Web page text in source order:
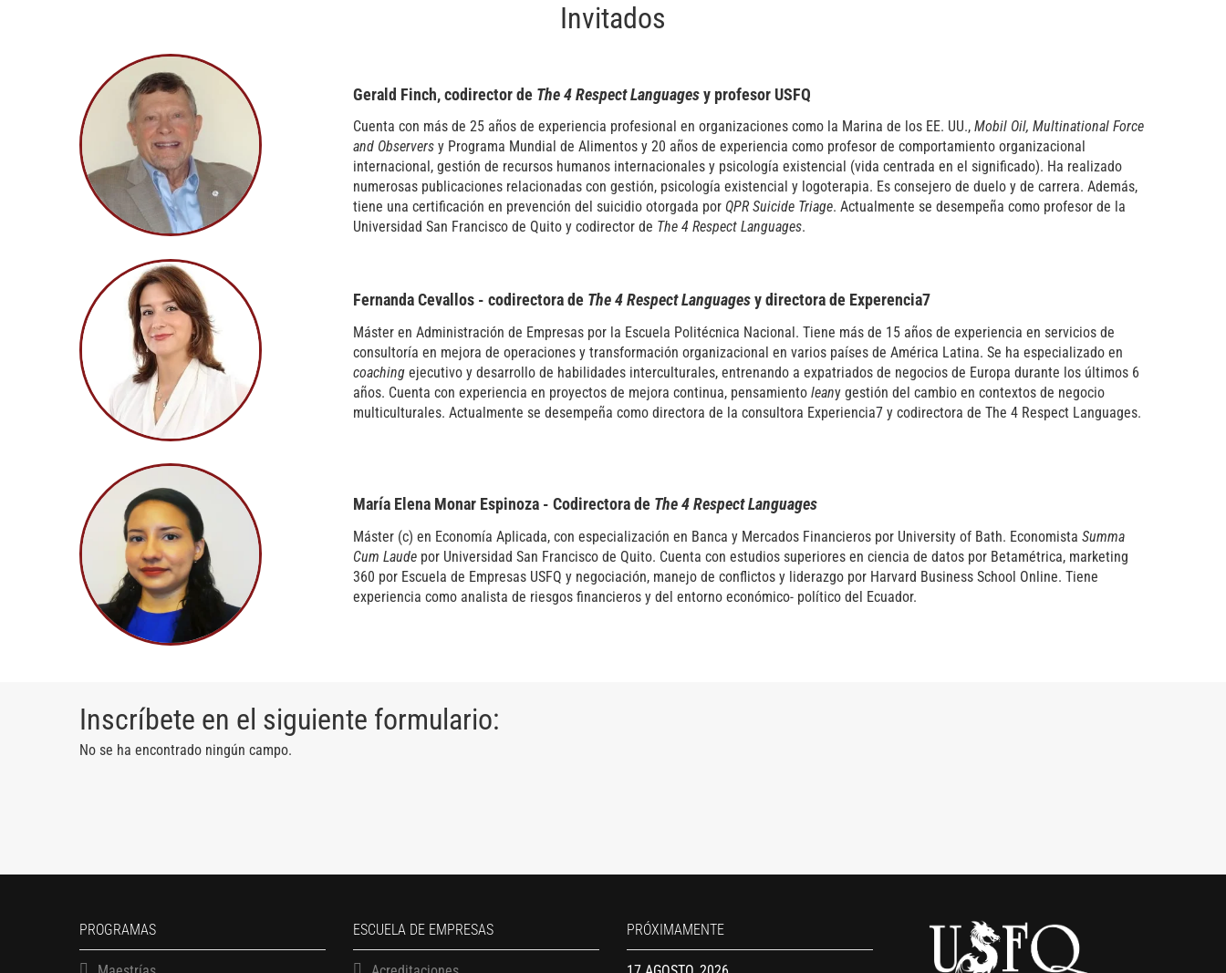
Invitados
Gerald Finch, codirector de The 4 Respect Languagesy profesor USFQ
Cuenta con más de 25 años de experiencia profesional en organizaciones como la Marina de los EE. UU., Mobil Oil, Multinational Force
and Observers y Programa Mundial de Alimentos y 20 años de experiencia como profesor de comportamiento organizacional
internacional, gestión de recursos humanos internacionales y psicología existencial (vida centrada en el significado). Ha realizado
numerosas publicaciones relacionadas con gestión, psicología existencial y logoterapia. Es consejero de duelo y de carrera. Además,
tiene una certificación en prevención del suicidio otorgada por QPR Suicide Triage. Actualmente se desempeña como profesor de la
Universidad San Francisco de Quito y codirector de The 4 Respect Languages.
Fernanda Cevallos - codirectora de The 4 Respect Languagesy directora de Experencia7
Máster en Administración de Empresas por la Escuela Politécnica Nacional. Tiene más de 15 años de experiencia en servicios de
consultoría en mejora de operaciones y transformación organizacional en varios países de América Latina. Se ha especializado en
coaching ejecutivo y desarrollo de habilidades interculturales, entrenando a expatriados de negocios de Europa durante los últimos 6
años. Cuenta con experiencia en proyectos de mejora continua, pensamiento leany gestión del cambio en contextos de negocio
multiculturales. Actualmente se desempeña como directora de la consultora Experiencia7 y codirectora de The 4 Respect Languages.
María Elena Monar Espinoza - Codirectora de The 4 Respect Languages
Máster (c) en Economía Aplicada, con especialización en Banca y Mercados Financieros por University of Bath. Economista Summa
Cum Laude por Universidad San Francisco de Quito. Cuenta con estudios superiores en ciencia de datos por Betamétrica, marketing
360 por Escuela de Empresas USFQ y negociación, manejo de conflictos y liderazgo por Harvard Business School Online. Tiene
experiencia como analista de riesgos financieros y del entorno económico- político del Ecuador.
Inscríbete en el siguiente formulario:
No se ha encontrado ningún campo.
PROGRAMAS ESCUELA DE EMPRESAS PRÓXIMAMENTE
17 AGOSTO, 2026
17 AGOSTO, 2026
Maestría en administración de empresas